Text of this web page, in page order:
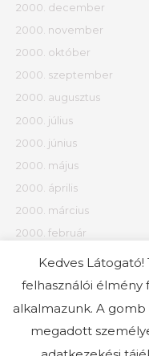
2000. december
2000. november
2000. október
2000. szeptember
2000. augusztus
2000. július
2000. június
2000. május
2000. április
2000. március
2000. február
2000. január
Kategóriák
Uncategorized
Kedves
felhasználói élmény
alkalmazunk. A
megadott